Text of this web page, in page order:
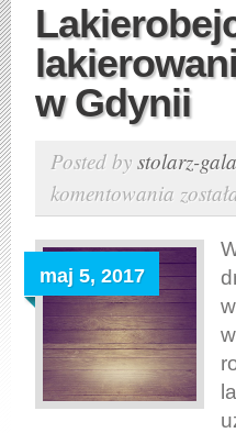
w Gdynii
Posted by stolarz-
komentowania
woskowa,
podłóg
–
salon
podłóg
w
Gdynii
maj 5, 2017